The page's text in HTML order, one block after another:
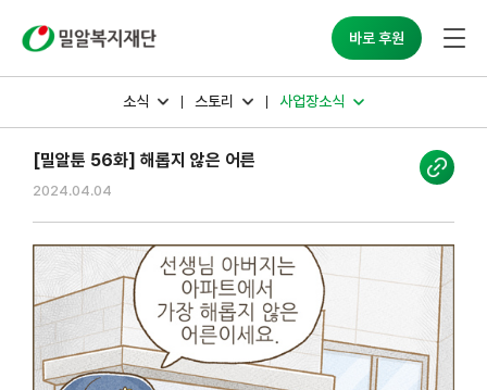
바로 후원
소식 스토리 사업장소식
[밀알툰 56화] 해롭지 않은 어른
2024.04.04